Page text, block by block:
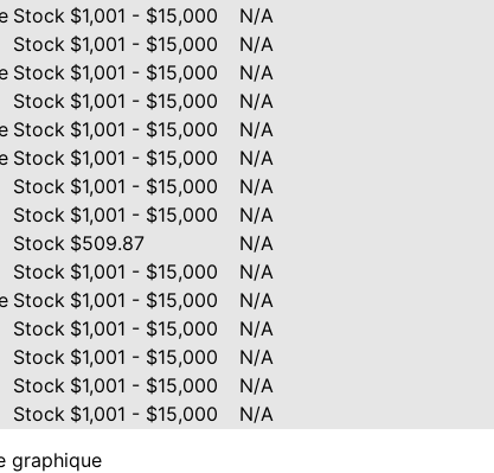
Stock $1,001 - $15,000
N/A
Stock $1,001 - $15,000
N/A
Stock $1,001 - $15,000
N/A
Stock $1,001 - $15,000
N/A
Stock $1,001 - $15,000
N/A
Stock $1,001 - $15,000
N/A
Stock $1,001 - $15,000
N/A
Stock $1,001 - $15,000
N/A
Stock $509.87
N/A
Stock $1,001 - $15,000
N/A
Stock $1,001 - $15,000
N/A
Stock $1,001 - $15,000
N/A
Stock $1,001 - $15,000
N/A
Stock $1,001 - $15,000
N/A
Stock $1,001 - $15,000
N/A
graphique